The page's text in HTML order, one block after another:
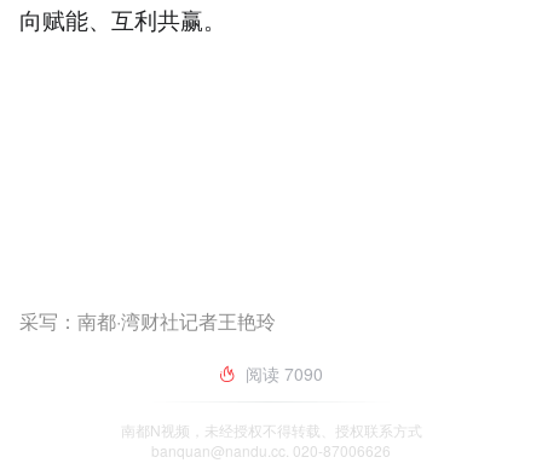
向赋能、互利共赢。
采写：南都·湾财社记者王艳玲
阅读 7090
南都N视频，未经授权不得转载、授权联系方式
banquan@nandu.cc. 020-87006626